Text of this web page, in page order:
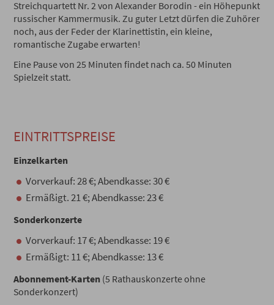
Streichquartett Nr. 2 von Alexander Borodin - ein Höhepunkt
russischer Kammermusik. Zu guter Letzt dürfen die Zuhörer
noch, aus der Feder der Klarinettistin, ein kleine,
romantische Zugabe erwarten!
Eine Pause von 25 Minuten findet nach ca. 50 Minuten
Spielzeit statt.
EINTRITTSPREISE
Einzelkarten
Vorverkauf: 28 €; Abendkasse: 30 €
Ermäßigt. 21 €; Abendkasse: 23 €
Sonderkonzerte
Vorverkauf: 17 €; Abendkasse: 19 €
Ermäßigt: 11 €; Abendkasse: 13 €
Abonnement-Karten (5 Rathauskonzerte ohne
Sonderkonzert)